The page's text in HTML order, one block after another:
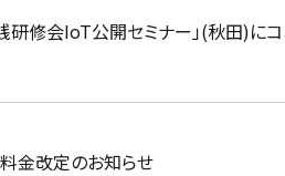
修会IoT公開セミナー」(秋田)に
料金改定のお知らせ